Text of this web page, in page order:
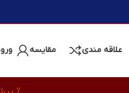
علاقه مندی مقایسه